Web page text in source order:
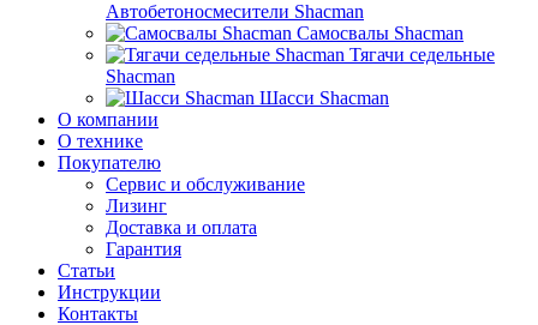
Автобетоносмесители Shacman
Самосвалы Shacman
Тягачи седельные
Shacman
Шасси Shacman
О компании
О технике
Покупателю
Сервис и обслуживание
Лизинг
Доставка и оплата
Гарантия
Статьи
Инструкции
Контакты